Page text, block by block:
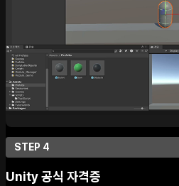
STEP 4
Unity 공식 자격증